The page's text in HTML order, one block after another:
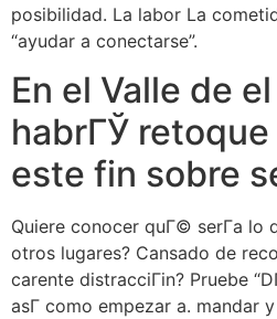
posibilidad. La labor La
“ayudar a conectarse”.
En el Valle de
habrГЎ
este fin sobre
Quiere conocer quГ© serГ­a lo
otros lugares? Cansado de
carente distracciГіn? Pruebe
asГ­ como empezar a. mandar